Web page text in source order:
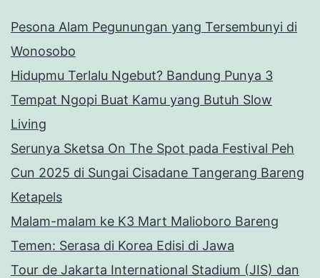
Pesona Alam Pegunungan yang Tersembunyi di
Wonosobo
Hidupmu Terlalu Ngebut? Bandung Punya 3
Tempat Ngopi Buat Kamu yang Butuh Slow
Living
Serunya Sketsa On The Spot pada Festival Peh
Cun 2025 di Sungai Cisadane Tangerang Bareng
Ketapels
Malam-malam ke K3 Mart Malioboro Bareng
Temen: Serasa di Korea Edisi di Jawa
Tour de Jakarta International Stadium (JIS) dan